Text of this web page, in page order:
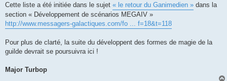
Cette liste a été initiée dans le sujet « le retour du Ganimedien » dans la
section « Développement de scénarios MEGAIV »
http://www.messagers-galactiques.com/fo ... f=18&t=118
Pour plus de clarté, la suite du développent des formes de magie de la
guilde devrait se poursuivra ici !
Major Turbop